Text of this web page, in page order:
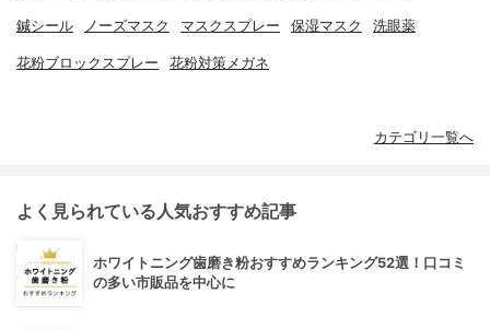
鍼シール ノーズマスク マスクスプレー 保湿マスク 洗眼薬
花粉ブロックスプレー 花粉対策メガネ
カテゴリ一覧へ
よく見られている人気おすすめ記事
ホワイトニング歯磨き粉おすすめランキング52選！口コミ
の多い市販品を中心に